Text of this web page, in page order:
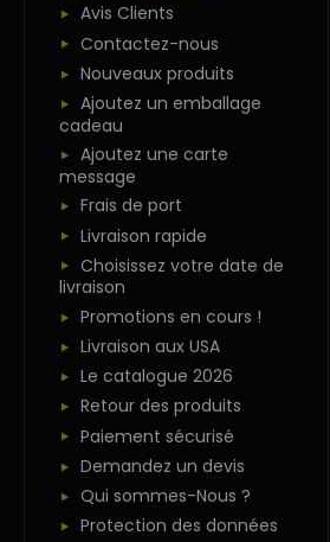
Avis Clients
Contactez-nous
Nouveaux produits
Ajoutez un emballage
cadeau
Ajoutez une carte
message
Frais de port
Livraison rapide
Choisissez votre date de
livraison
Promotions en cours !
Livraison aux USA
Le catalogue 2026
Retour des produits
Paiement sécurisé
Demandez un devis
Qui sommes-Nous ?
Protection des données